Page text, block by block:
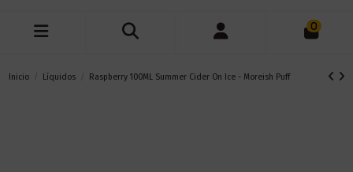
0
Inicio Líquidos Raspberry 100ML Summer Cider On Ice - Moreish Puff